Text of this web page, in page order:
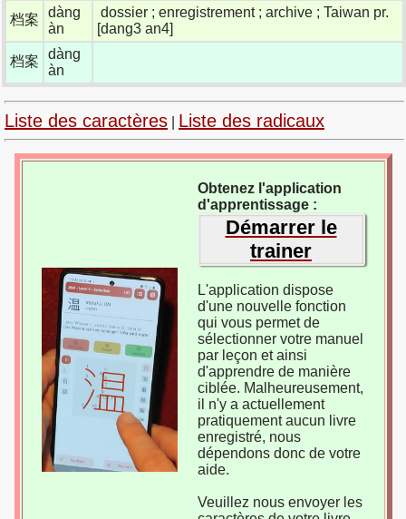
档案
dàng
àn
dossier ; enregistrement ; archive ; Taiwan pr.
[dang3 an4]
档案
dàng
àn
Liste des caractères Liste des radicaux
Obtenez l'application
d'apprentissage :
Démarrer le
trainer
L'application dispose
d'une nouvelle fonction
qui vous permet de
sélectionner votre manuel
par leçon et ainsi
d'apprendre de manière
ciblée. Malheureusement,
il n'y a actuellement
pratiquement aucun livre
enregistré, nous
dépendons donc de votre
aide.
Veuillez nous envoyer les